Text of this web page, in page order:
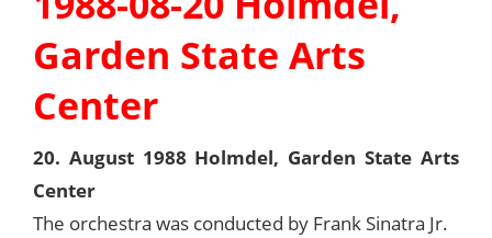
Garden State Arts
Center
20. August 1988 Holmdel, Garden State Arts
Center
The orchestra was conducted by Frank Sinatra Jr.